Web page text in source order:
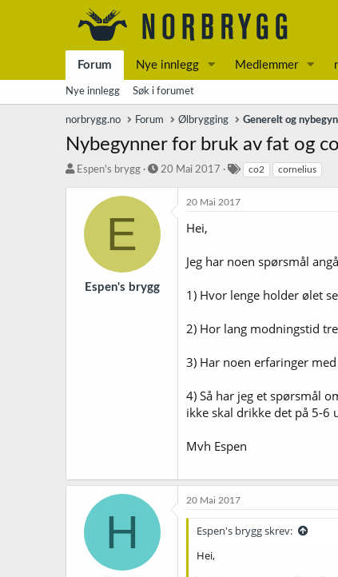
Forum Nye innlegg Medlemmer
Nye innlegg Søk i forumet
norbrygg.no Forum Ølbrygging Generelt og
Nybegynner for bruk av fat og
TEspen's brygg
S
t
d
20 Mai 2017
d
co2 cornelius
E
Espen's brygg
20 Mai 2017
Hei,
Jeg har noen spørsmål
1) Hvor lenge holder ølet
2) Hor lang modningstid
3) Har noen erfaringer
4) Så har jeg et spørsmål
ikke skal drikke det på 5-6
Mvh Espen
H
20 Mai 2017
Espen's brygg skrev:
Hei,